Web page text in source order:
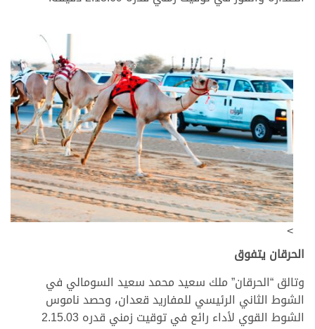
>
الحرقان يتفوق
وتالق “الحرقان” ملك سعيد محمد سعيد السومالي في
الشوط الثاني الرئيسي للمفاريد قعدان، وحصد ناموس
الشوط القوي لأداء رائع في توقيت زمني قدره 2.15.03